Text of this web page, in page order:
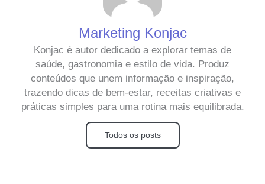
Marketing Konjac
Konjac é autor dedicado a explorar temas de
saúde, gastronomia e estilo de vida. Produz
conteúdos que unem informação e inspiração,
trazendo dicas de bem-estar, receitas criativas e
práticas simples para uma rotina mais equilibrada.
Todos os posts